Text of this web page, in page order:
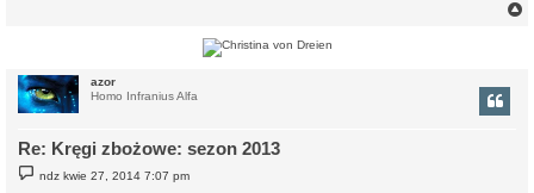
azor
Homo Infranius Alfa
Re: Kręgi zbożowe: sezon 2013
o
ndz kwie 27, 2014 7:07 pm